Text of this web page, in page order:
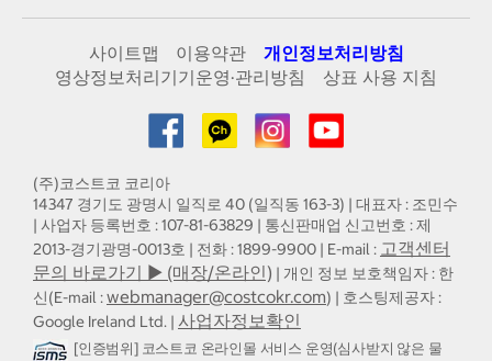
사이트맵 이용약관
개인정보처리방침
영상정보처리기기운영·관리방침
상표 사용 지침
(주)코스트코 코리아
14347 경기도 광명시 일직로 40 (일직동 163-3) | 대표자 : 조민수
| 사업자 등록번호 : 107-81-63829 | 통신판매업 신고번호 : 제
2013-경기광명-0013호 | 전화 : 1899-9900 | E-mail : 고객센터
문의 바로가기 ▶ (매장/온라인) | 개인 정보 보호책임자 : 한
신(E-mail :webmanager@costcokr.com) | 호스팅제공자 :
Google Ireland Ltd. | 사업자정보확인
[인증범위] 코스트코 온라인몰 서비스 운영(심사받지 않은 물